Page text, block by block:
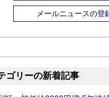
メールニュースの登
ゴリーの新着記事